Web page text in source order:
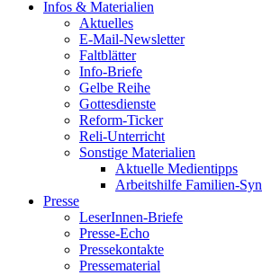
Infos & Materialien
Aktuelles
E-Mail-Newsletter
Faltblätter
Info-Briefe
Gelbe Reihe
Gottesdienste
Reform-Ticker
Reli-Unterricht
Sonstige Materialien
Aktuelle Medientipps
Arbeitshilfe Familien-
Presse
LeserInnen-Briefe
Presse-Echo
Pressekontakte
Pressematerial